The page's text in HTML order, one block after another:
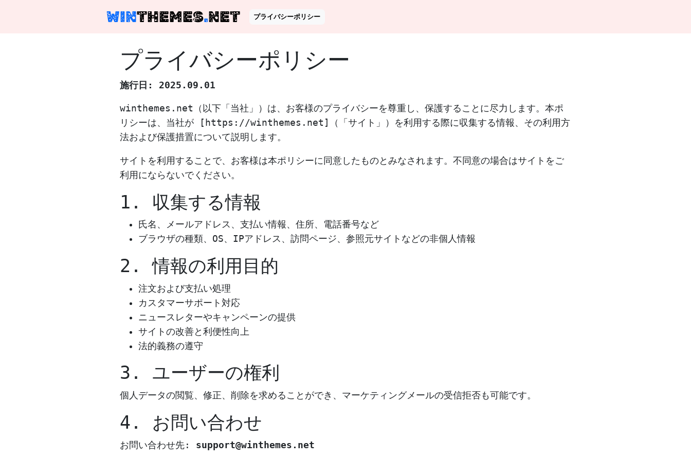
WINTHEMES.NET プライバシーポリシー
プライバシーポリシー
施行日: 2025.09.01
winthemes.net（以下「当社」）は、お客様のプライバシーを尊重し、保護することに尽力します。本ポ
リシーは、当社が [https://winthemes.net]（「サイト」）を利用する際に収集する情報、その利用方
法および保護措置について説明します。
サイトを利用することで、お客様は本ポリシーに同意したものとみなされます。不同意の場合はサイトをご
利用にならないでください。
1. 収集する情報
氏名、メールアドレス、支払い情報、住所、電話番号など
ブラウザの種類、OS、IPアドレス、訪問ページ、参照元サイトなどの非個人情報
2. 情報の利用目的
注文および支払い処理
カスタマーサポート対応
ニュースレターやキャンペーンの提供
サイトの改善と利便性向上
法的義務の遵守
3. ユーザーの権利
個人データの閲覧、修正、削除を求めることができ、マーケティングメールの受信拒否も可能です。
4. お問い合わせ
お問い合わせ先: support@winthemes.net